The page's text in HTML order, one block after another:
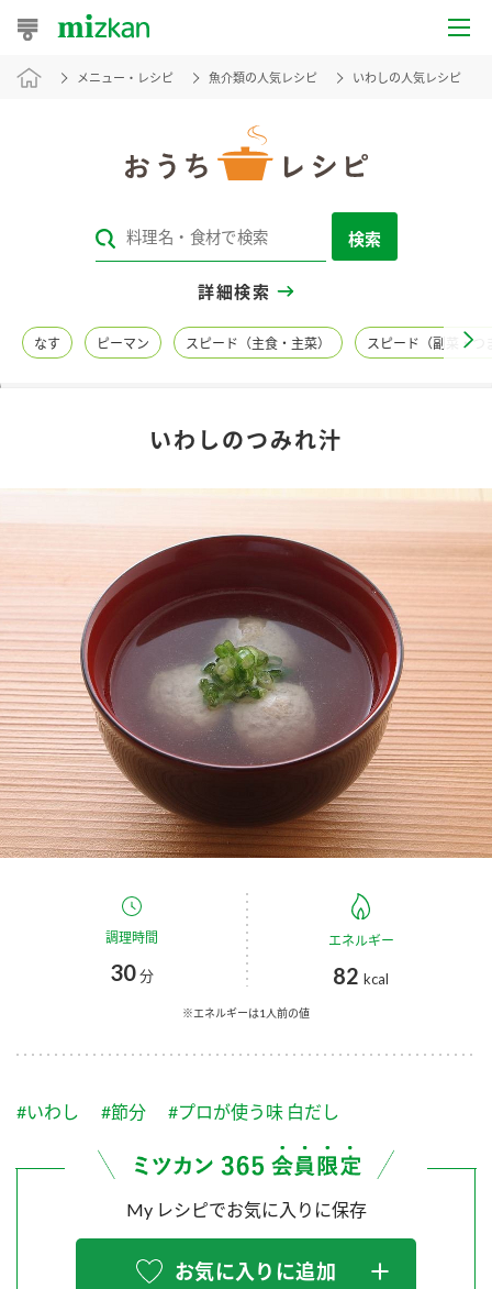
おうちレシピ
レシピカテゴリ一覧
レシピ名特集
調味酢
お酢ドリンク
みりん風・料理酒 鍋用調味料
つゆ たれ
スープ 中華
ふりかけ おすしの素
炊き込みご飯の素 米飯用調味液
キャンペーン情報
ブランド・スペシャルサイト
ブランド・スペシャルサイト トップ
商品ブランドサイト
Fibee（ファイビー）
くらしプラ酢
お酢ドリンク
つゆ
PIN印
企業情報
国内事業概要
企業理念
ミツカンの歴史
ミツカンを知る
環境への取り組み
ZENB initiative
MIM（ミツカンミュージアム）
販売終了製品のご案内
メニュー・レシピ 魚介類の人気レシピ いわしの人気レシピ
検索
詳細検索
なす ピーマン スピード（主食・主菜） スピード（副菜・つ
いわしのつみれ汁
調理時間
30分
エネルギー
82 kcal
※エネルギーは1人前の値
#いわし #節分 #プロが使う味 白だし
My レシピでお気に入りに保存
お気に入りに追加